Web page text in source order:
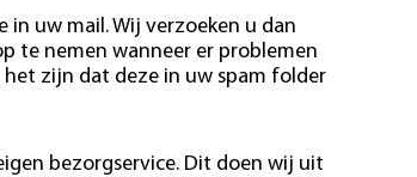
in uw mail. Wij verzoeken u dan
te nemen wanneer er problemen
het zijn dat deze in uw spam folder
bezorgservice. Dit doen wij uit